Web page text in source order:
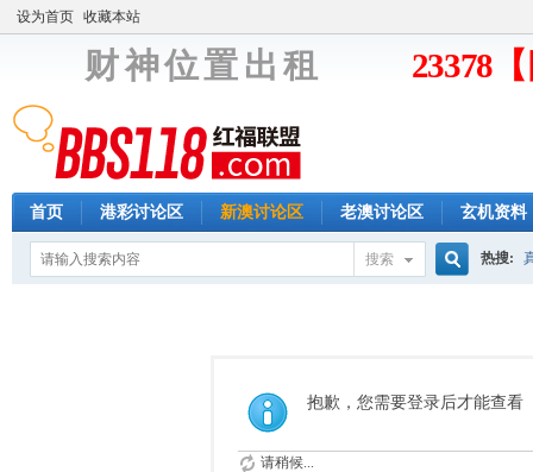
设为首页 收藏本站
财 神 位 置 出 租 23378
首页 港彩讨论区 新澳讨论区 老澳讨论区 玄机资料
搜索
索
热搜:
抱歉，您需要登录后才能查看
请稍候...